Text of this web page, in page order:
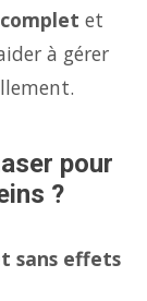
et
à gérer
pour
?
sans effets